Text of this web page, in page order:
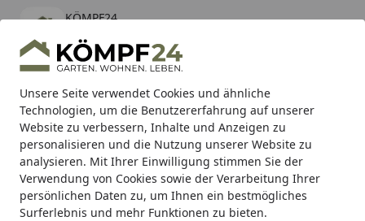
Unsere Seite verwendet Cookies und ähnliche
Technologien, um die Benutzererfahrung auf unserer
Website zu verbessern, Inhalte und Anzeigen zu
personalisieren und die Nutzung unserer Website zu
analysieren. Mit Ihrer Einwilligung stimmen Sie der
Verwendung von Cookies sowie der Verarbeitung Ihrer
persönlichen Daten zu, um Ihnen ein bestmögliches
Surferlebnis und mehr Funktionen zu bieten.
KÖMPF24
kostenlos - Im App Store
Hotline
Alle Produkte
Mein Konto
Suchen
Karibu Pools inkl. gratis Sandfilteranlage & Pool-
Starterset (Gesamtwert bis 468,99€)